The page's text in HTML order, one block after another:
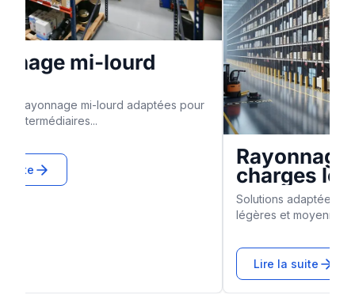
atelier
légères et mi-
Rayonnage
bureau
Systèmes de
documents et archives...
Lire la suite